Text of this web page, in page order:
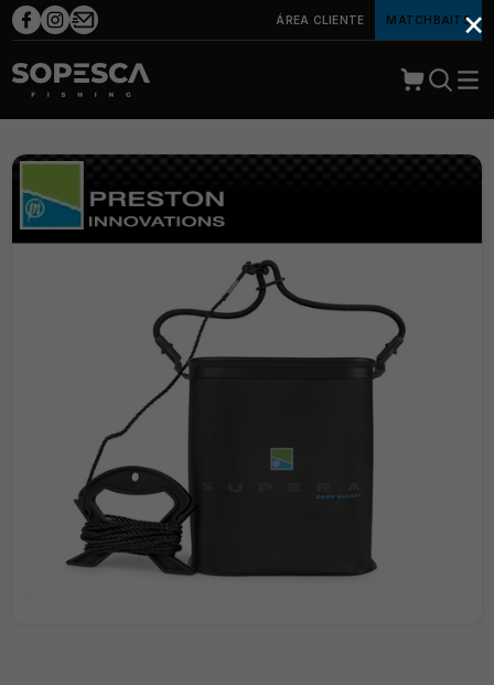
ÁREA CLIENTE MATCHBAITS×